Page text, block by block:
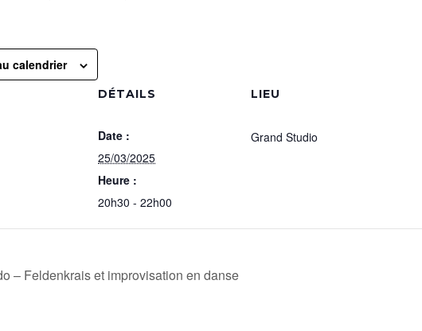
calendrier
DÉTAILS
Date :
25/03/2025
Heure :
20h30 - 22h00
LIEU
Grand Studio
– Feldenkrais et improvisation en danse